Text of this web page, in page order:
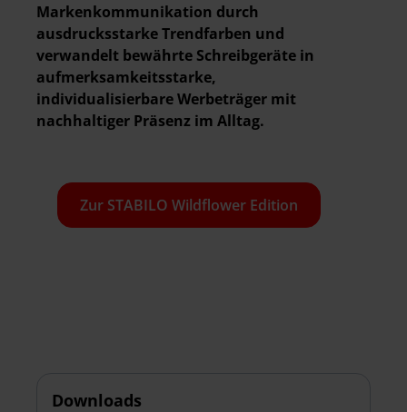
Markenkommunikation durch
ausdrucksstarke Trendfarben und
verwandelt bewährte Schreibgeräte in
aufmerksamkeitsstarke,
individualisierbare Werbeträger mit
nachhaltiger Präsenz im Alltag.
Zur STABILO Wildflower Edition
Downloads